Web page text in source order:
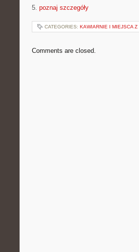
5. poznaj szczegóły
CATEGORIES: KAWIARNIE I MIEJSCA Z
Comments are closed.